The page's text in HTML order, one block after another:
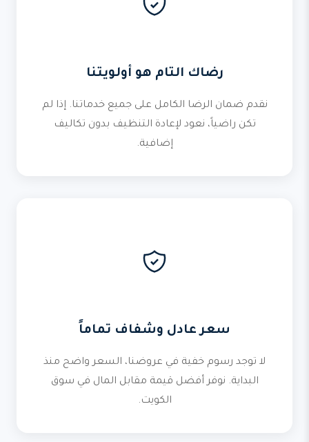
رضاك التام هو أولويتنا
نقدم ضمان الرضا الكامل على جميع خدماتنا. إذا لم
تكن راضياً، نعود لإعادة التنظيف بدون تكاليف
إضافية.
سعر عادل وشفاف تماماً
لا توجد رسوم خفية في عروضنا، السعر واضح منذ
البداية. نوفر أفضل قيمة مقابل المال في سوق
الكويت.